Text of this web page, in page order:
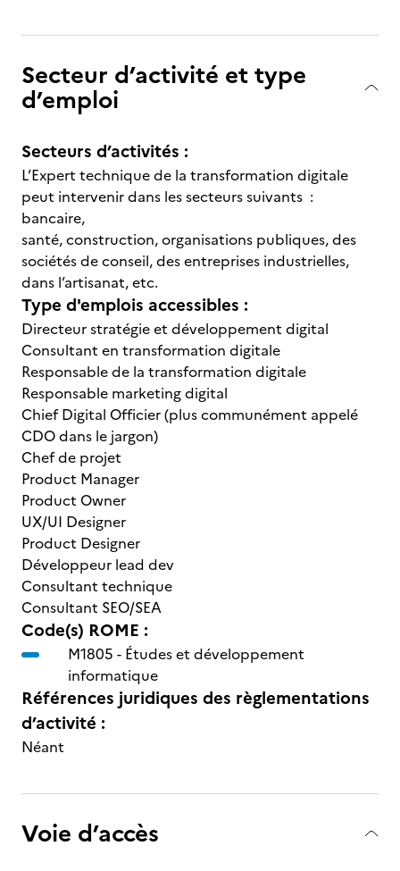
Secteur d’activité et type
d’emploi
Secteurs d’activités :
L’Expert technique de la transformation digitale
peut intervenir dans les secteurs suivants :
bancaire,
santé, construction, organisations publiques, des
sociétés de conseil, des entreprises industrielles,
dans l’artisanat, etc.
Type d'emplois accessibles :
Directeur stratégie et développement digital
Consultant en transformation digitale
Responsable de la transformation digitale
Responsable marketing digital
Chief Digital Officier (plus communément appelé
CDO dans le jargon)
Chef de projet
Product Manager
Product Owner
UX/UI Designer
Product Designer
Développeur lead dev
Consultant technique
Consultant SEO/SEA
Code(s) ROME :
M1805 - Études et développement
informatique
Références juridiques des règlementations
d’activité :
Néant
Voie d’accès